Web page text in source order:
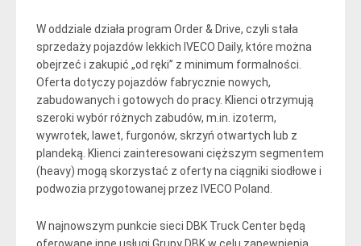
W oddziale działa program Order & Drive, czyli stała
sprzedaży pojazdów lekkich IVECO Daily, które można
obejrzeć i zakupić „od ręki” z minimum formalności.
Oferta dotyczy pojazdów fabrycznie nowych,
zabudowanych i gotowych do pracy. Klienci otrzymują
szeroki wybór różnych zabudów, m.in. izoterm,
wywrotek, lawet, furgonów, skrzyń otwartych lub z
plandeką. Klienci zainteresowani cięższym segmentem
(heavy) mogą skorzystać z oferty na ciągniki siodłowe i
podwozia przygotowanej przez IVECO Poland.
W najnowszym punkcie sieci DBK Truck Center będą